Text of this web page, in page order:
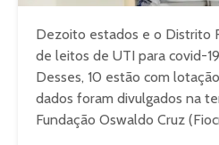
Dezoito estados e o Distrito
de leitos de UTI para covid-
Desses, 10 estão com
dados foram divulgados na
Fundação Oswaldo Cruz